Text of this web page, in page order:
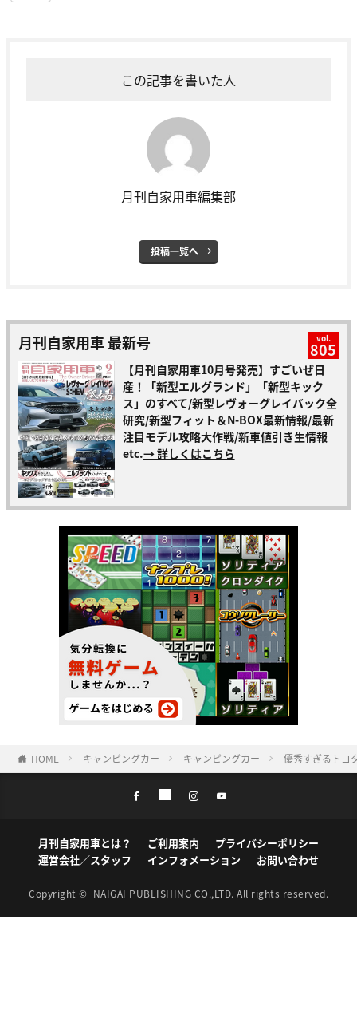
この記事を書いた人
月刊自家用車編集部
投稿一覧へ
月刊自家用車 最新号 vol.
805
【月刊自家用車10月号発売】すごいぜ日
産！「新型エルグランド」「新型キック
ス」のすべて/新型レヴォーグレイバック全
研究/新型フィット＆N-BOX最新情報/最新
注目モデル攻略大作戦/新車値引き生情報
etc.→ 詳しくはこちら
HOME キャンピングカー キャンピングカー 優秀すぎるトヨ
月刊自家用車とは？ ご利用案内
プライバシーポリシー
運営会社／スタッフ
インフォメーション お問い合わせ
Copyright © NAIGAI PUBLISHING CO.,LTD. All rights reserved.